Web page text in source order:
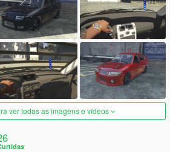
ver todas as imagens e vídeos